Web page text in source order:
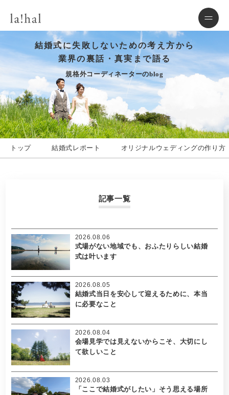
結婚式に失敗しないための考え方から
業界の裏話・真実まで語る
規格外コーディネーターのblog
トップ 結婚式レポート オリジナルウェディングの作り方
記事一覧
式場がない地域でも、おふたりらしい結婚
式は叶います
2026.08.06
結婚式当日を安心して迎えるために、本当
に必要なこと
2026.08.05
会場見学では見えないからこそ、大切にし
て欲しいこと
2026.08.04
「ここで結婚式がしたい」そう思える場所
2026.08.03